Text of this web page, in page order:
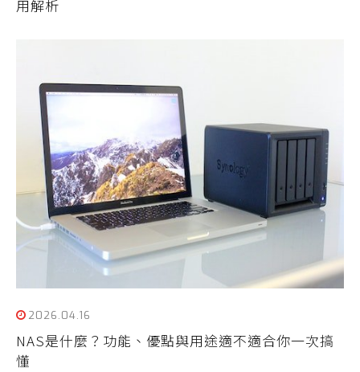
用解析
2026.04.16
NAS是什麼？功能、優點與用途適不適合你一次搞
懂